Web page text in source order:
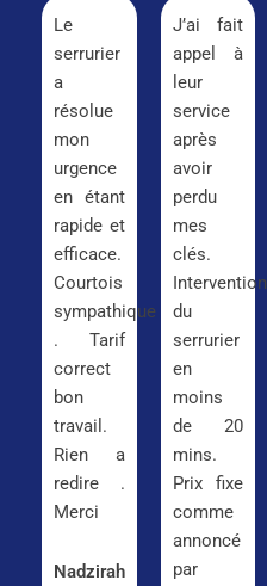
Le
serrurier
a
résolue
mon
urgence
en étant
rapide et
efficace.
Courtois
sympathique
. Tarif
correct
bon
travail.
Rien a
redire .
Merci
Nadzirah
J’ai fait
appel à
leur
service
après
avoir
perdu
mes
clés.
Intervention
du
serrurier
en
moins
de 20
mins.
Prix fixe
comme
annoncé
par